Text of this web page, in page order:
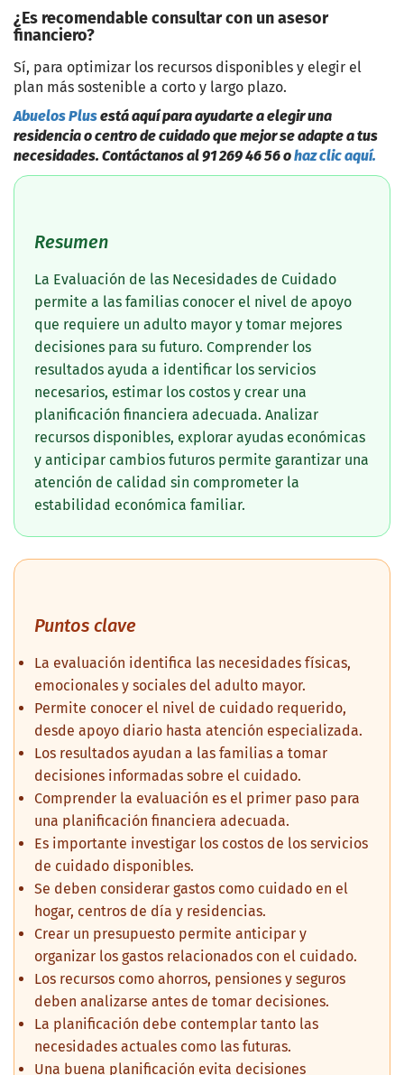
¿Es recomendable consultar con un asesor
financiero?
Sí, para optimizar los recursos disponibles y elegir el
plan más sostenible a corto y largo plazo.
Abuelos Plusestá aquí para ayudarte a elegir una
residencia o centro de cuidado que mejor se adapte a tus
necesidades. Contáctanos al 91 269 46 56 ohaz clic aquí.
Resumen
La Evaluación de las Necesidades de Cuidado
permite a las familias conocer el nivel de apoyo
que requiere un adulto mayor y tomar mejores
decisiones para su futuro. Comprender los
resultados ayuda a identificar los servicios
necesarios, estimar los costos y crear una
planificación financiera adecuada. Analizar
recursos disponibles, explorar ayudas económicas
y anticipar cambios futuros permite garantizar una
atención de calidad sin comprometer la
estabilidad económica familiar.
Puntos clave
La evaluación identifica las necesidades físicas,
emocionales y sociales del adulto mayor.
Permite conocer el nivel de cuidado requerido,
desde apoyo diario hasta atención especializada.
Los resultados ayudan a las familias a tomar
decisiones informadas sobre el cuidado.
Comprender la evaluación es el primer paso para
una planificación financiera adecuada.
Es importante investigar los costos de los servicios
de cuidado disponibles.
Se deben considerar gastos como cuidado en el
hogar, centros de día y residencias.
Crear un presupuesto permite anticipar y
organizar los gastos relacionados con el cuidado.
Los recursos como ahorros, pensiones y seguros
deben analizarse antes de tomar decisiones.
La planificación debe contemplar tanto las
necesidades actuales como las futuras.
Una buena planificación evita decisiones